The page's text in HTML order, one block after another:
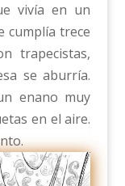
vivía en un
cumplía trece
trapecistas,
se aburría.
enano muy
en el aire.